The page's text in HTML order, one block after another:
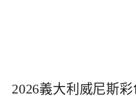
2026義大利威尼斯